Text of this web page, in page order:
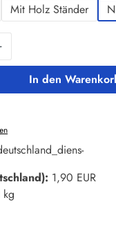
Mit Holz Ständer
Gib den
In den
1,90 EUR